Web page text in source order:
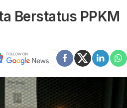
Berstatus PPKM